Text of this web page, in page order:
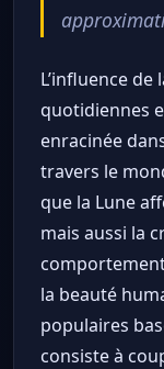
L’influence
quotidiennes
enracinée
travers le
que la Lune
mais aussi la
la beauté
populaires
consiste à